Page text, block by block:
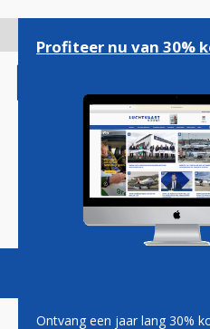
gaan
Magazine
Profiteer nu van 30%
Ontvang een jaar lang 30%